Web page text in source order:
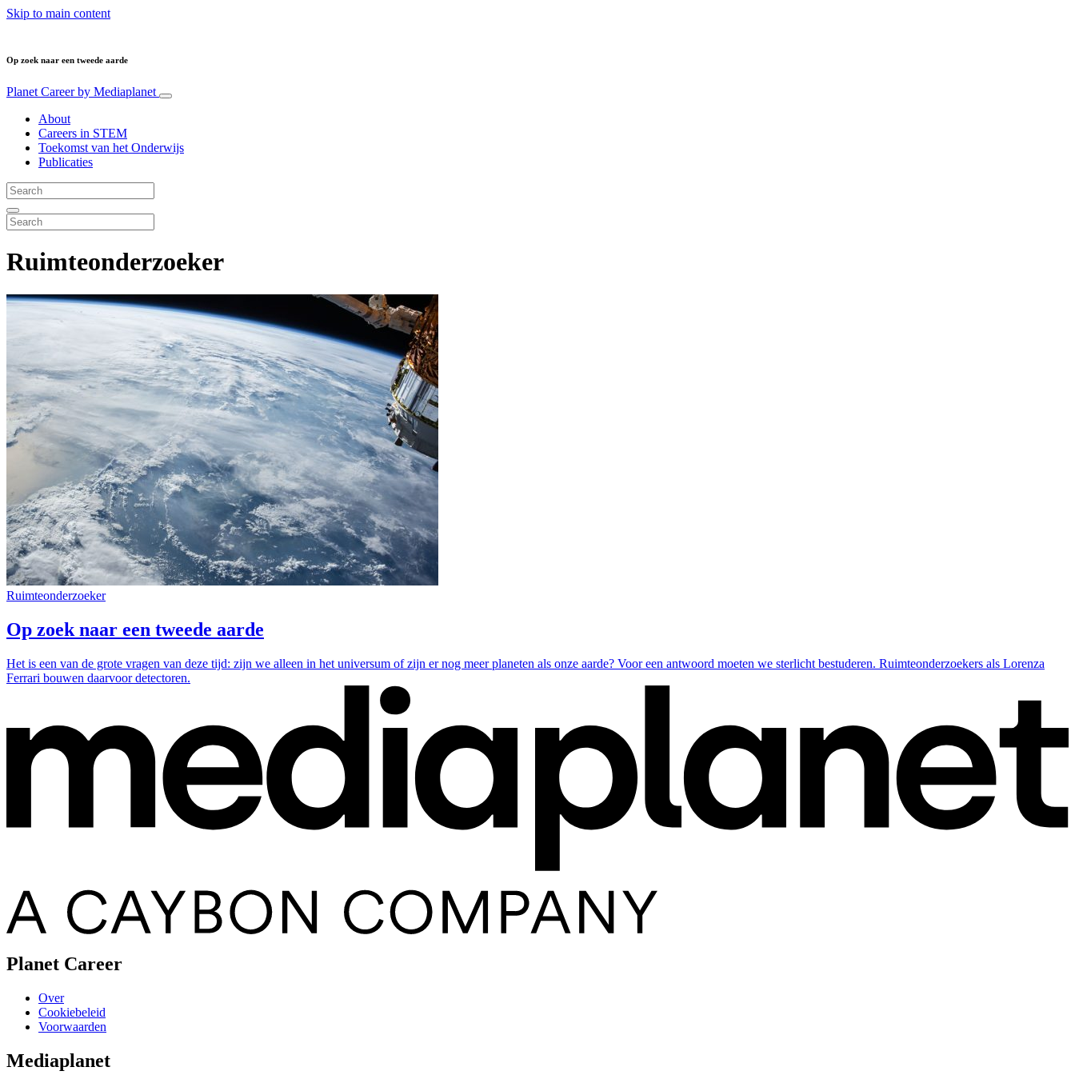
Skip to main content
Op zoek naar een tweede aarde
Planet Careerby Mediaplanet
About
Careers in STEM
Toekomst van het Onderwijs
Publicaties
Ruimteonderzoeker
Ruimteonderzoeker
Op zoek naar een tweede aarde
Het is een van de grote vragen van deze tijd: zijn we alleen in het universum of zijn er nog meer planeten als onze aarde? Voor een antwoord moeten we sterlicht bestuderen. Ruimteonderzoekers als Lorenza
Ferrari bouwen daarvoor detectoren.
Planet Career
Over
Cookiebeleid
Voorwaarden
Mediaplanet